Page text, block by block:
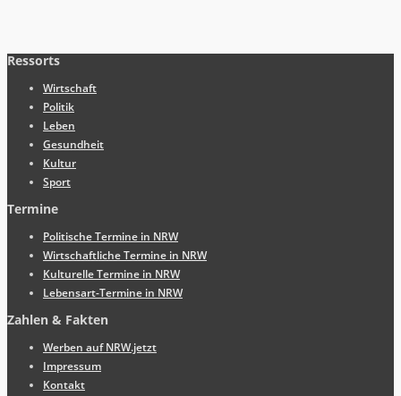
Ressorts
Wirtschaft
Politik
Leben
Gesundheit
Kultur
Sport
Termine
Politische Termine in NRW
Wirtschaftliche Termine in NRW
Kulturelle Termine in NRW
Lebensart-Termine in NRW
Zahlen & Fakten
Werben auf NRW.jetzt
Impressum
Kontakt